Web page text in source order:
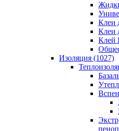
Клеи
Клеи
Клей
Изоляция (1027)